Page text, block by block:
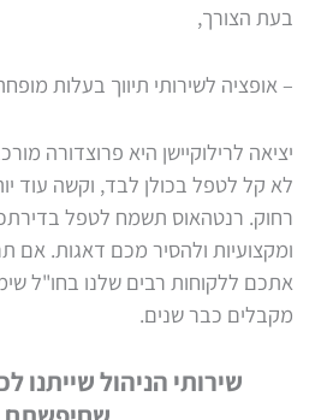
בעת הצורך,
– אופציה לשירותי תיווך בעלות
יציאה לרילוקיישן היא פרוצדורה
לא קל לטפל בכולן לבד, וקשה עוד
רחוק. רנטהאוס תשמח לטפל
ומקצועיות ולהסיר מכם דאגות. אם
אתכם ללקוחות רבים שלנו בחו"ל
מקבלים כבר שנים.
שירותי הניהול